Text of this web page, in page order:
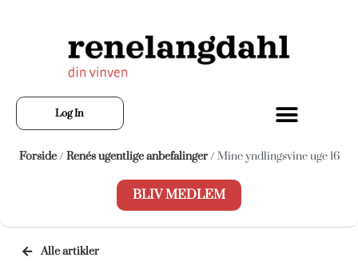
Log In
Forside/ Renés ugentlige anbefalinger/ Mine yndlingsvine uge 16
BLIV MEDLEM
Alle artikler